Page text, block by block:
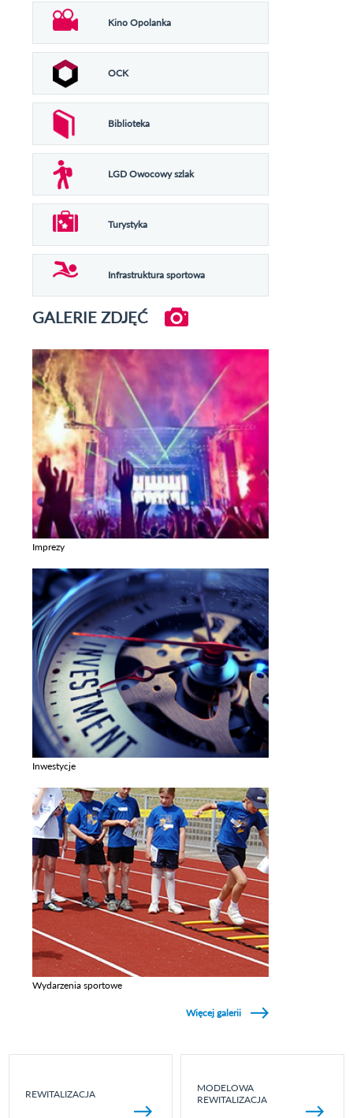
Kino Opolanka
OCK
Biblioteka
LGD Owocowy szlak
Turystyka
Infrastruktura sportowa
GALERIE ZDJĘĆ
Imprezy
Inwestycje
Wydarzenia sportowe
Więcej galerii
REWITALIZACJA
MODELOWA
REWITALIZACJA